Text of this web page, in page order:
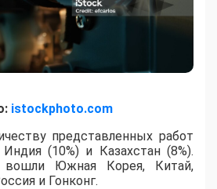
istockphoto.com
представленных работ
(10%) и Казахстан (8%).
Южная Корея, Китай,
и Гонконг.